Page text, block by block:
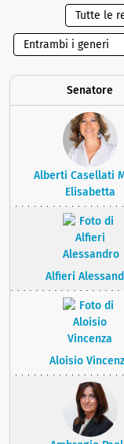
Senatore
Alberti Casellati
Elisabetta
Alfieri
Aloisio